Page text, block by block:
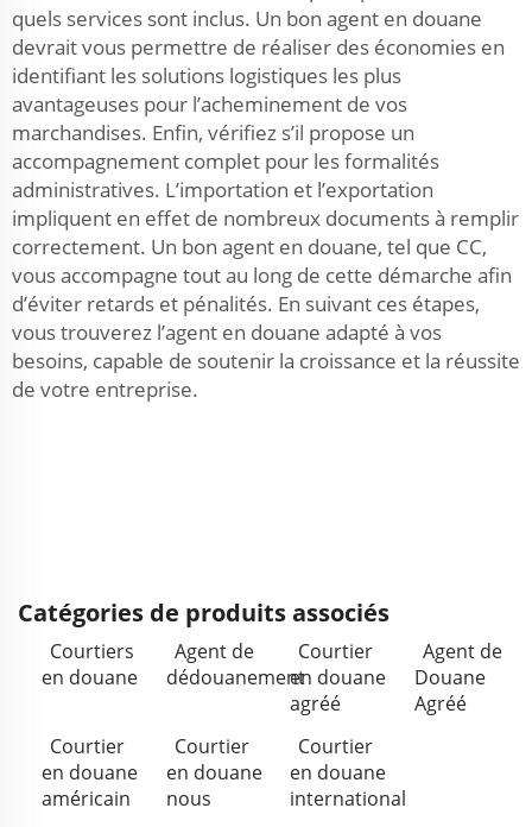
quels services sont inclus. Un bon agent en douane
devrait vous permettre de réaliser des économies en
identifiant les solutions logistiques les plus
avantageuses pour l’acheminement de vos
marchandises. Enfin, vérifiez s’il propose un
accompagnement complet pour les formalités
administratives. L’importation et l’exportation
impliquent en effet de nombreux documents à remplir
correctement. Un bon agent en douane, tel que CC,
vous accompagne tout au long de cette démarche afin
d’éviter retards et pénalités. En suivant ces étapes,
vous trouverez l’agent en douane adapté à vos
besoins, capable de soutenir la croissance et la réussite
de votre entreprise.
Catégories de produits associés
Courtiers
en douane
Agent de
dédouanement
Courtier
en douane
agréé
Agent de
Douane
Agréé
Courtier
en douane
américain
Courtier
en douane
nous
Courtier
en douane
international